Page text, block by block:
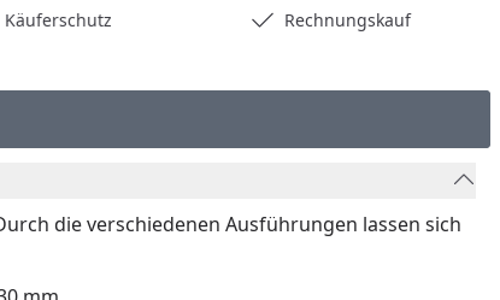
Rechnungskauf
die verschiedenen Ausführungen lassen sich